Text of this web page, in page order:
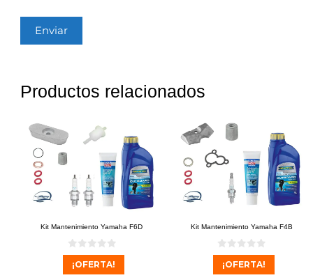
Productos relacionados
Kit Mantenimiento Yamaha F6D
0
e
¡OFERTA!
Kit Mantenimiento Yamaha F4B
0
e
¡OFERTA!